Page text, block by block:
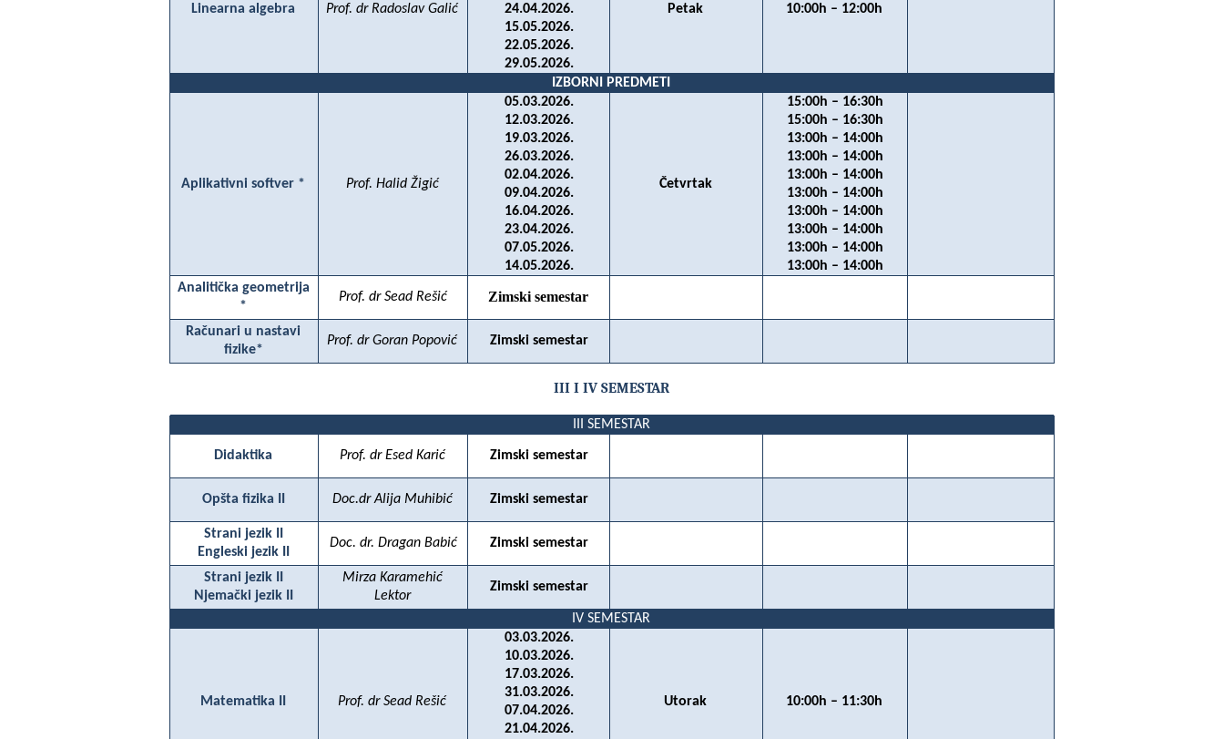
Linearna algebra Prof. dr Radoslav Galić
24.04.2026.
15.05.2026.
22.05.2026.
29.05.2026.
Petak 10:00h – 12:00h
IZBORNI PREDMETI
Aplikativni softver * Prof. Halid Žigić
05.03.2026.
12.03.2026.
19.03.2026.
26.03.2026.
02.04.2026.
09.04.2026.
16.04.2026.
23.04.2026.
07.05.2026.
14.05.2026.
Četvrtak
15:00h – 16:30h
15:00h – 16:30h
13:00h – 14:00h
13:00h – 14:00h
13:00h – 14:00h
13:00h – 14:00h
13:00h – 14:00h
13:00h – 14:00h
13:00h – 14:00h
13:00h – 14:00h
Analitička geometrija
*
Prof. dr Sead Rešić Zimski semestar
Računari u nastavi
fizike*
Prof. dr Goran Popović Zimski semestar
III I IV SEMESTAR
III SEMESTAR
Didaktika Prof. dr Esed Karić Zimski semestar
Opšta fizika II Doc.dr Alija Muhibić Zimski semestar
Strani jezik II
Engleski jezik II
Doc. dr. Dragan Babić Zimski semestar
Strani jezik II
Njemački jezik II
Mirza Karamehić
Lektor
Zimski semestar
IV SEMESTAR
Matematika II Prof. dr Sead Rešić
03.03.2026.
10.03.2026.
17.03.2026.
31.03.2026.
07.04.2026.
21.04.2026.
Utorak 10:00h – 11:30h